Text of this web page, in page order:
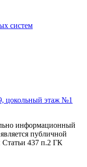
систем
цокольный этаж №1
информационный
публичной
Статьи 437 п.2 ГК